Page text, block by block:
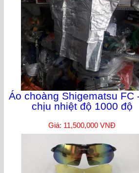
Áo choàng Shigematsu FC
chịu nhiệt độ 1000 độ
Giá: 11,500,000 VNĐ